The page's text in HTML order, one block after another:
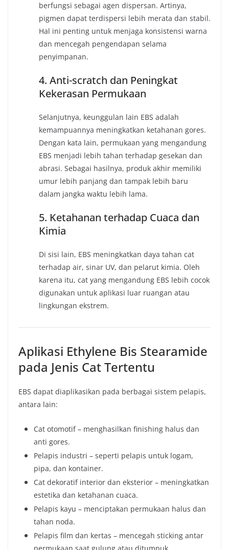
berfungsi sebagai agen dispersan. Artinya,
pigmen dapat terdispersi lebih merata dan stabil.
Hal ini penting untuk menjaga konsistensi warna
dan mencegah pengendapan selama
penyimpanan.
4. Anti-scratch dan Peningkat
Kekerasan Permukaan
Selanjutnya, keunggulan lain EBS adalah
kemampuannya meningkatkan ketahanan gores.
Dengan kata lain, permukaan yang mengandung
EBS menjadi lebih tahan terhadap gesekan dan
abrasi. Sebagai hasilnya, produk akhir memiliki
umur lebih panjang dan tampak lebih baru
dalam jangka waktu lebih lama.
5. Ketahanan terhadap Cuaca dan
Kimia
Di sisi lain, EBS meningkatkan daya tahan cat
terhadap air, sinar UV, dan pelarut kimia. Oleh
karena itu, cat yang mengandung EBS lebih cocok
digunakan untuk aplikasi luar ruangan atau
lingkungan ekstrem.
Aplikasi Ethylene Bis Stearamide
pada Jenis Cat Tertentu
EBS dapat diaplikasikan pada berbagai sistem pelapis,
antara lain:
Cat otomotif – menghasilkan finishing halus dan
anti gores.
Pelapis industri – seperti pelapis untuk logam,
pipa, dan kontainer.
Cat dekoratif interior dan eksterior – meningkatkan
estetika dan ketahanan cuaca.
Pelapis kayu – menciptakan permukaan halus dan
tahan noda.
Pelapis film dan kertas – mencegah sticking antar